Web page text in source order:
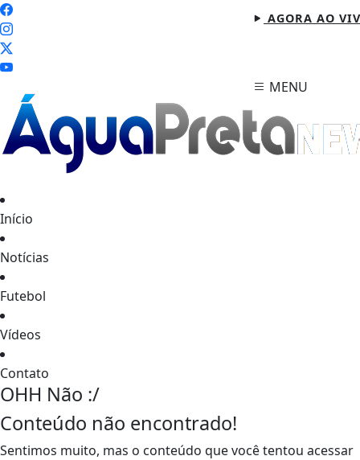
AGORA AO
MENU
Início
Notícias
Futebol
Vídeos
Contato
OHH Não :/
Conteúdo não encontrado!
Sentimos muito, mas o conteúdo que você tentou acessar